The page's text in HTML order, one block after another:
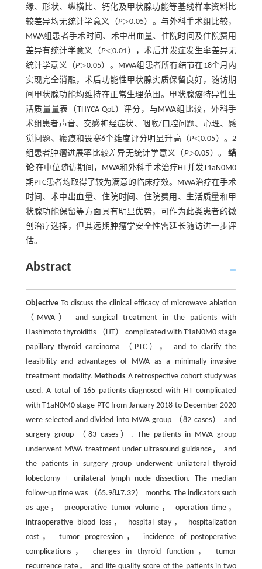
缘、形状、纵横比、钙化及甲状腺功能等基线样本资料比
较差异均无统计学意义（P>
> 0.05）。与外科手术组比较，
MWA组患者手术时间、术中出血量、住院时间及住院费用
差异有统计学意义（P<
< 0.01），术后并发症发生率差异无
统计学意义（P>
> 0.05）。MWA组患者所有结节在18个月内
实现完全消融，术后功能性甲状腺实质保留良好，随访期
间甲状腺功能均维持在正常生理范围。甲状腺癌特异性生
活质量量表（THYCA-QoL）评分，与MWA组比较，外科手
术组患者声音、交感神经症状、咽喉/口腔问题、心理、感
觉问题、瘢痕和畏寒6个维度评分明显升高（P<
< 0.05）。2
组患者肿瘤进展率比较差异无统计学意义（P>
> 0.05）。结
论在中位随访期间，MWA和外科手术治疗HT并发T1aN0M0
期PTC患者均取得了较为满意的临床疗效。MWA治疗在手术
时间、术中出血量、住院时间、住院费用、生活质量和甲
状腺功能保留等方面具有明显优势，可作为此类患者的微
创治疗选择，但其远期肿瘤学安全性需延长随访进一步评
估。
Abstract
ObjectiveTo discuss the clinical efficacy of microwave ablation
（MWA） and surgical treatment in the patients with
Hashimoto thyroiditis （HT） complicated with T1aN0M0 stage
papillary thyroid carcinoma （PTC）， and to clarify the
feasibility and advantages of MWA as a minimally invasive
treatment modality. Methods A retrospective cohort study was
used. A total of 165 patients diagnosed with HT complicated
with T1aN0M0 stage PTC from January 2018 to December 2020
were selected and divided into MWA group （82 cases） and
surgery group （83 cases）. The patients in MWA group
underwent MWA treatment under ultrasound guidance， and
the patients in surgery group underwent unilateral thyroid
lobectomy + unilateral lymph node dissection. The median
follow-up time was （65.98±7.32） months. The indicators such
as age， preoperative tumor volume， operation time，
intraoperative blood loss， hospital stay， hospitalization
cost， tumor progression， incidence of postoperative
complications， changes in thyroid function， tumor
recurrence rate， and life quality score of the patients in two